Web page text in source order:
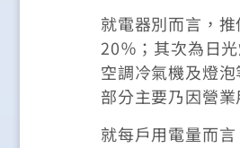
就電器別而言，
20％；其次為日
空調冷氣機及燈
部分主要乃因營
就每戶用電量而